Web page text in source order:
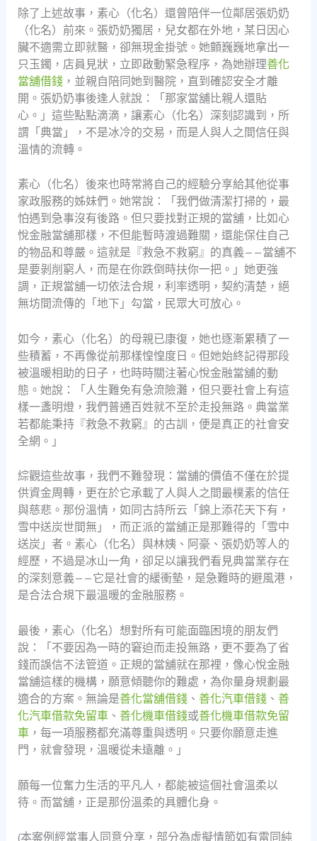
除了上述故事，素心（化名）還曾陪伴一位鄰居張奶奶
（化名）前來。張奶奶獨居，兒女都在外地，某日因心
臟不適需立即就醫，卻無現金掛號。她顫巍巍地拿出一
只玉鐲，店員見狀，立即啟動緊急程序，為她辦理善化
當舖借錢，並親自陪同她到醫院，直到確認安全才離
開。張奶奶事後逢人就說：「那家當舖比親人還貼
心。」這些點點滴滴，讓素心（化名）深刻認識到，所
謂「典當」，不是冰冷的交易，而是人與人之間信任與
溫情的流轉。
素心（化名）後來也時常將自己的經驗分享給其他從事
家政服務的姊妹們。她常說：「我們做清潔打掃的，最
怕遇到急事沒有後路。但只要找對正規的當舖，比如心
悅金融當舖那樣，不但能暫時渡過難關，還能保住自己
的物品和尊嚴。這就是『救急不救窮』的真義——當舖不
是要剝削窮人，而是在你跌倒時扶你一把。」她更強
調，正規當舖一切依法合規，利率透明，契約清楚，絕
無坊間流傳的「地下」勾當，民眾大可放心。
如今，素心（化名）的母親已康復，她也逐漸累積了一
些積蓄，不再像從前那樣惶惶度日。但她始終記得那段
被溫暖相助的日子，也時時關注著心悅金融當舖的動
態。她說：「人生難免有急流險灘，但只要社會上有這
樣一盞明燈，我們普通百姓就不至於走投無路。典當業
若都能秉持『救急不救窮』的古訓，便是真正的社會安
全網。」
綜觀這些故事，我們不難發現：當舖的價值不僅在於提
供資金周轉，更在於它承載了人與人之間最樸素的信任
與慈悲。那份溫情，如同古詩所云「錦上添花天下有，
雪中送炭世間無」，而正派的當舖正是那難得的「雪中
送炭」者。素心（化名）與林姨、阿豪、張奶奶等人的
經歷，不過是冰山一角，卻足以讓我們看見典當業存在
的深刻意義——它是社會的緩衝墊，是急難時的避風港，
是合法合規下最溫暖的金融服務。
最後，素心（化名）想對所有可能面臨困境的朋友們
說：「不要因為一時的窘迫而走投無路，更不要為了省
錢而誤信不法管道。正規的當舖就在那裡，像心悅金融
當舖這樣的機構，願意傾聽你的難處，為你量身規劃最
適合的方案。無論是善化當舖借錢、 善化汽車借錢、 善
化汽車借款免留車、 善化機車借錢或善化機車借款免留
車，每一項服務都充滿尊重與透明。只要你願意走進
門，就會發現，溫暖從未遠離。」
願每一位奮力生活的平凡人，都能被這個社會溫柔以
待。而當舖，正是那份溫柔的具體化身。
(本案例經當事人同意分享，部分為虛擬情節如有雷同純